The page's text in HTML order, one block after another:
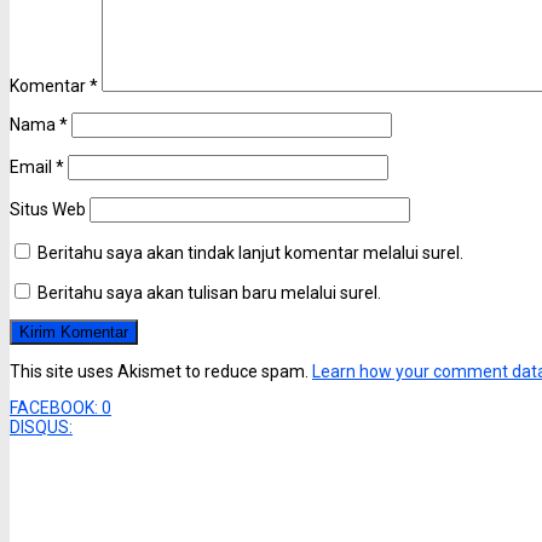
Komentar*
Nama *
Email *
Situs Web
Beritahu saya akan tindak lanjut komentar melalui surel.
Beritahu saya akan tulisan baru melalui surel.
This site uses Akismet to reduce spam. Learn how your comment
FACEBOOK: 0
DISQUS: